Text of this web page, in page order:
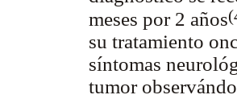
meses por 2 años
su tratamiento
síntomas
tumor